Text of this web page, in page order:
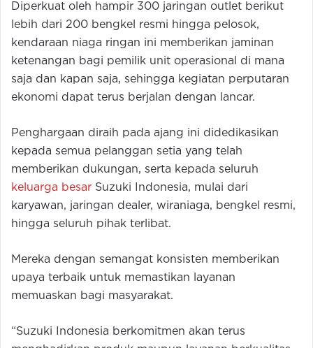
Diperkuat oleh hampir 300 jaringan outlet berikut
lebih dari 200 bengkel resmi hingga pelosok,
kendaraan niaga ringan ini memberikan jaminan
ketenangan bagi pemilik unit operasional di mana
saja dan kapan saja, sehingga kegiatan perputaran
ekonomi dapat terus berjalan dengan lancar.
Penghargaan diraih pada ajang ini didedikasikan
kepada semua pelanggan setia yang telah
memberikan dukungan, serta kepada seluruh
keluarga besar Suzuki Indonesia, mulai dari
karyawan, jaringan dealer, wiraniaga, bengkel resmi,
hingga seluruh pihak terlibat.
Mereka dengan semangat konsisten memberikan
upaya terbaik untuk memastikan layanan
memuaskan bagi masyarakat.
“Suzuki Indonesia berkomitmen akan terus